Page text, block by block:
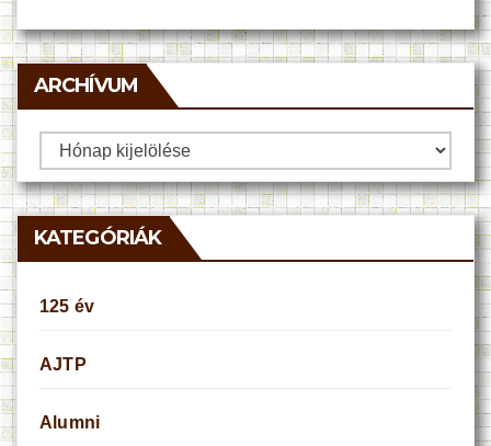
ARCHÍVUM
Archívum
KATEGÓRIÁK
125 év
AJTP
Alumni